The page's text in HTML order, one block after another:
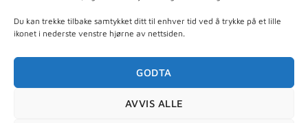
Du kan trekke tilbake samtykket ditt til enhver tid ved å trykke på et lille
ikonet i nederste venstre hjørne av nettsiden.
GODTA
AVVIS ALLE